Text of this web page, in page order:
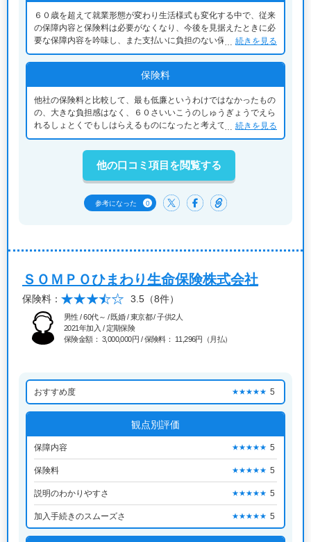
６０歳を超えて就業形態が変わり生活様式も変化する中で、従来
の保障内容と保険料は必要がなくなり、今後を見据えたときに必
要な保障内容を吟味し、また支払いに負担のない保険料を考慮
し、その結果に納得したことから決定したものです。
続きを見る
保険料
他社の保険料と比較して、最も低廉というわけではなかったもの
の、大きな負担感はなく、６０さいいこうのしゅうぎょうでえら
れるしょとくでもしはらえるものになったと考えている。そのた
め、先の回答に至ったものだ。
続きを見る
参考になった 0
他の口コミ項目を閲覧する
ＳＯＭＰＯひまわり生命保険株式会社
保険料： 3.5 （8件）
男性 / 60代～ / 既婚 / 東京都 / 子供2人
2021年加入 / 定期保険
保険金額： 3,000,000円 / 保険料： 11,296円（月払）
おすすめ度 ★★★★★ 5
観点別評価
保障内容 ★★★★★ 5
保険料 ★★★★★ 5
説明のわかりやすさ ★★★★★ 5
加入手続きのスムーズさ ★★★★★ 5